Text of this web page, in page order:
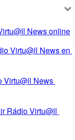
News online
Virtu@ll News en
Virtu@ll News
Rádio Virtu@ll